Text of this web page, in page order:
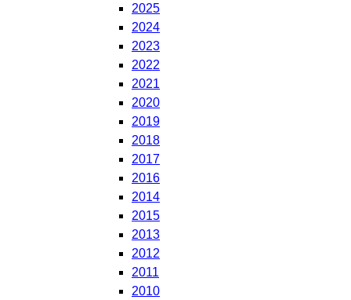
2025
2024
2023
2022
2021
2020
2019
2018
2017
2016
2014
2015
2013
2012
2011
2010